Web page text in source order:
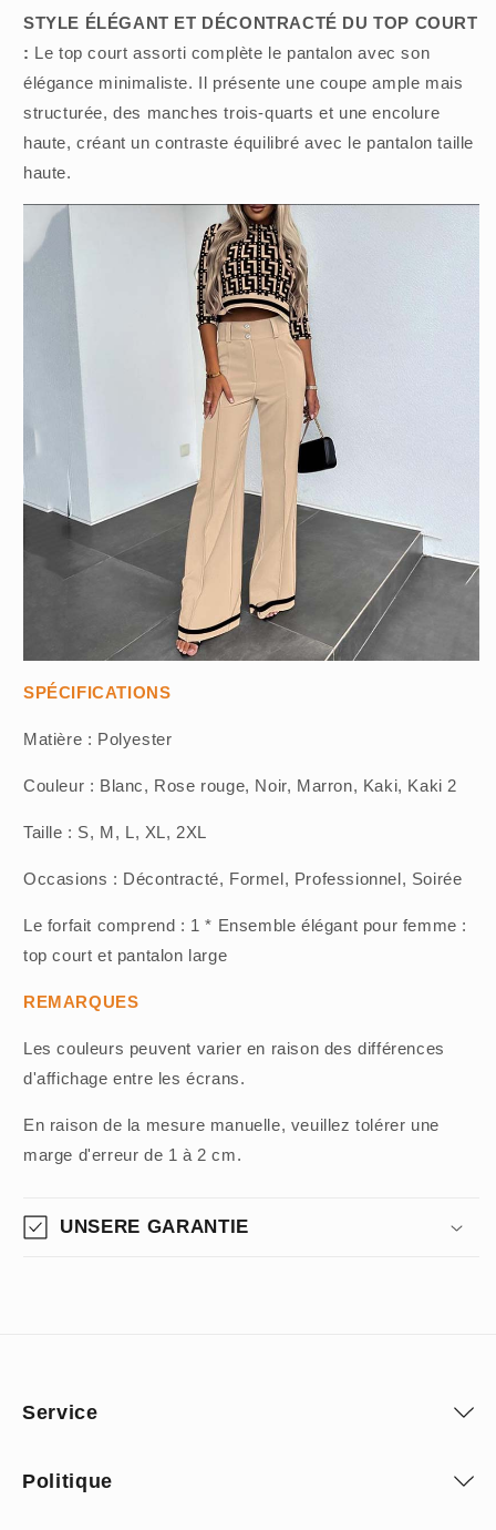
STYLE ÉLÉGANT ET DÉCONTRACTÉ DU TOP COURT
: Le top court assorti complète le pantalon avec son
élégance minimaliste. Il présente une coupe ample mais
structurée, des manches trois-quarts et une encolure
haute, créant un contraste équilibré avec le pantalon taille
haute.
SPÉCIFICATIONS
Matière : Polyester
Couleur : Blanc, Rose rouge, Noir, Marron, Kaki, Kaki 2
Taille : S, M, L, XL, 2XL
Occasions : Décontracté, Formel, Professionnel, Soirée
Le forfait comprend : 1 * Ensemble élégant pour femme :
top court et pantalon large
REMARQUES
Les couleurs peuvent varier en raison des différences
d'affichage entre les écrans.
En raison de la mesure manuelle, veuillez tolérer une
marge d'erreur de 1 à 2 cm.
UNSERE GARANTIE
Service
Politique